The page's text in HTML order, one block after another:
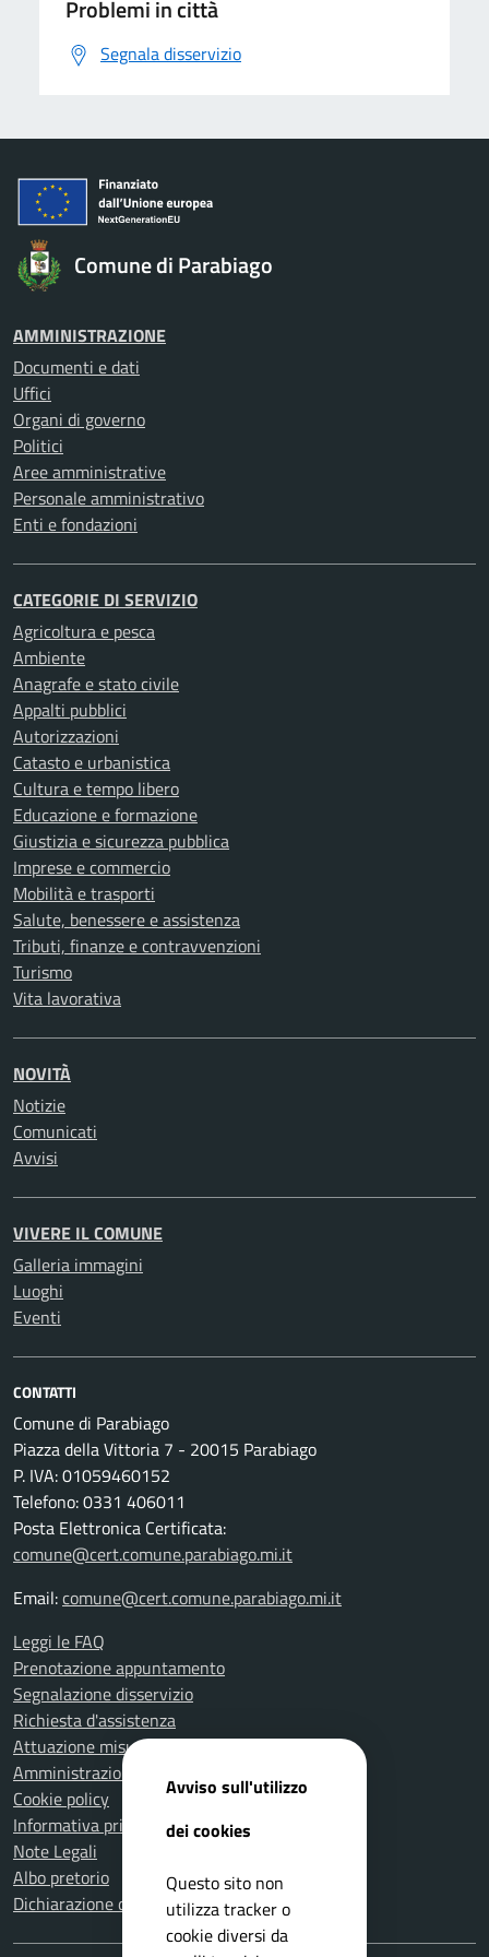
Problemi in città
Segnala disservizio
Comune di Parabiago
AMMINISTRAZIONE
Documenti e dati
Uffici
Organi di governo
Politici
Aree amministrative
Personale amministrativo
Enti e fondazioni
CATEGORIE DI SERVIZIO
Agricoltura e pesca
Ambiente
Anagrafe e stato civile
Appalti pubblici
Autorizzazioni
Catasto e urbanistica
Cultura e tempo libero
Educazione e formazione
Giustizia e sicurezza pubblica
Imprese e commercio
Mobilità e trasporti
Salute, benessere e assistenza
Tributi, finanze e contravvenzioni
Turismo
Vita lavorativa
NOVITÀ
Notizie
Comunicati
Avvisi
VIVERE IL COMUNE
Galleria immagini
Luoghi
Eventi
CONTATTI
Comune di Parabiago
Piazza della Vittoria 7 - 20015 Parabiago
P. IVA: 01059460152
Telefono: 0331 406011
Posta Elettronica Certificata:
comune@cert.comune.parabiago.mi.it
Email:comune@cert.comune.parabiago.mi.it
Leggi le FAQ
Prenotazione appuntamento
Segnalazione disservizio
Richiesta d'assistenza
Attuazione misure PNRR
Amministrazione trasparente
Cookie policy
Informativa privacy
Note Legali
Albo pretorio
Dichiarazione di accessibilità
Avviso sull'utilizzo
dei cookies
Questo sito non
utilizza tracker o
cookie diversi da